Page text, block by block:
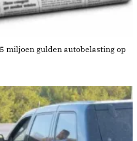
miljoen gulden autobelasting op